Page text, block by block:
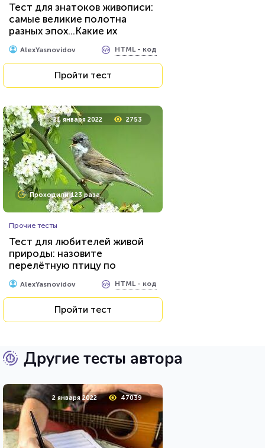
Тест для знатоков живописи:
самые великие полотна
разных эпох...Какие их
секреты вы знаете?
AlexYasnovidov HTML - код
Пройти тест
21 января 2022 2753
Проходили 123 раза
Прочие тесты
Тест для любителей живой
природы: назовите
перелётную птицу по
фотографии
AlexYasnovidov HTML - код
Пройти тест
Другие тесты автора
2 января 2022 47039